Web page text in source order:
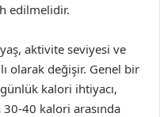
edilmelidir.
aktivite seviyesi ve
olarak değişir. Genel bir
kalori ihtiyacı,
30-40 kalori arasında